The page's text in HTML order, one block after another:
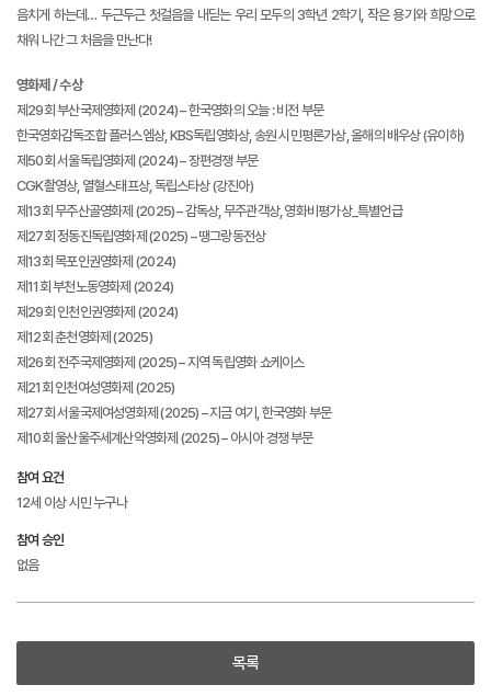
음치게 하는데… 두근두근 첫걸음을 내딛는 우리 모두의 3학년 2학기, 작은 용기와 희망으로
채워 나간 그 처음을 만난다!
영화제 / 수상
제29회 부산국제영화제 (2024) – 한국영화의 오늘 : 비전 부문
한국영화감독조합 플러스엠상, KBS독립영화상, 송원 시민평론가상, 올해의 배우상 (유이하)
제50회 서울독립영화제 (2024) – 장편경쟁 부문
CGK촬영상, 열혈스태프상, 독립스타상 (강진아)
제13회 무주산골영화제 (2025) – 감독상, 무주관객상, 영화비평가상_특별언급
제27회 정동진독립영화제 (2025) – 땡그랑동전상
제13회 목포인권영화제 (2024)
제11회 부천노동영화제 (2024)
제29회 인천인권영화제 (2024)
제12회 춘천영화제 (2025)
제26회 전주국제영화제 (2025) – 지역 독립영화 쇼케이스
제21회 인천여성영화제 (2025)
제27회 서울국제여성영화제 (2025) – 지금 여기, 한국영화 부문
제10회 울산울주세계산악영화제 (2025) – 아시아 경쟁 부문
참여 요건
12세 이상 시민 누구나
참여 승인
없음
목록